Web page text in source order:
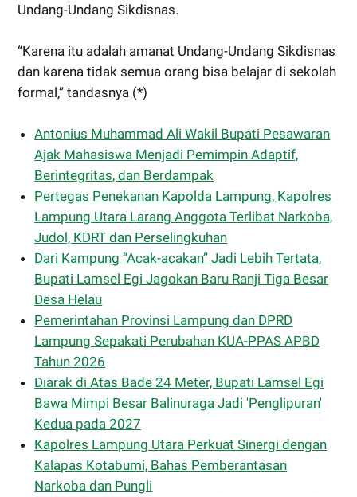
Undang-Undang Sikdisnas.
“Karena itu adalah amanat Undang-Undang Sikdisnas
dan karena tidak semua orang bisa belajar di sekolah
formal,” tandasnya (*)
Antonius Muhammad Ali Wakil Bupati Pesawaran
Ajak Mahasiswa Menjadi Pemimpin Adaptif,
Berintegritas, dan Berdampak
Pertegas Penekanan Kapolda Lampung, Kapolres
Lampung Utara Larang Anggota Terlibat Narkoba,
Judol, KDRT dan Perselingkuhan
Dari Kampung “Acak-acakan” Jadi Lebih Tertata,
Bupati Lamsel Egi Jagokan Baru Ranji Tiga Besar
Desa Helau
Pemerintahan Provinsi Lampung dan DPRD
Lampung Sepakati Perubahan KUA-PPAS APBD
Tahun 2026
Diarak di Atas Bade 24 Meter, Bupati Lamsel Egi
Bawa Mimpi Besar Balinuraga Jadi 'Penglipuran'
Kedua pada 2027
Kapolres Lampung Utara Perkuat Sinergi dengan
Kalapas Kotabumi, Bahas Pemberantasan
Narkoba dan Pungli